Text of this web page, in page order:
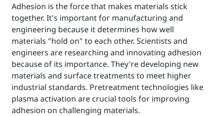
Adhesion is the force that makes materials stick
together. It's important for manufacturing and
engineering because it determines how well
materials "hold on" to each other. Scientists and
engineers are researching and innovating adhesion
because of its importance. They're developing new
materials and surface treatments to meet higher
industrial standards. Pretreatment technologies like
plasma activation are crucial tools for improving
adhesion on challenging materials.